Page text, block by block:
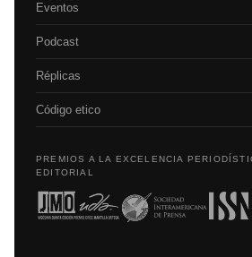
Eventos
Podcast
Réplicas
Código etico
PREMIOS A LA EXCELENCIA
EDITORIAL